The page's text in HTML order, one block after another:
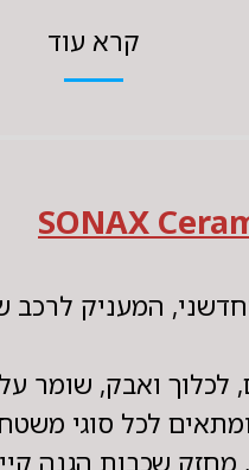
קרא עוד
ואבק, שומר
לכל סוגי